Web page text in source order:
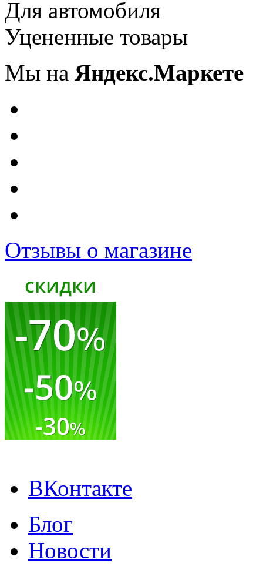
Для автомобиля
Уцененные товары
Мы на Яндекс.Маркете
Отзывы о магазине
ВКонтакте
Блог
Новости